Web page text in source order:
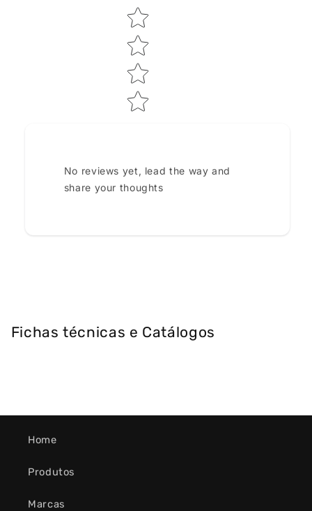
No reviews yet, lead the way and
share your thoughts
Fichas técnicas e Catálogos
Home
Produtos
Marcas